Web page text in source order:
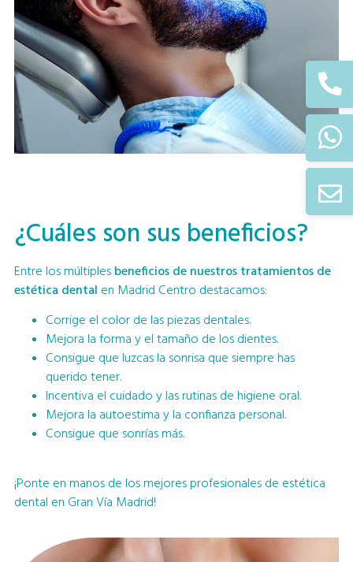
¿Cuáles son sus beneficios?
Entre los múltiples beneficios de nuestros tratamientos de
estética dental en Madrid Centro destacamos:
Corrige el color de las piezas dentales.
Mejora la forma y el tamaño de los dientes.
Consigue que luzcas la sonrisa que siempre has
querido tener.
Incentiva el cuidado y las rutinas de higiene oral.
Mejora la autoestima y la confianza personal.
Consigue que sonrías más.
¡Ponte en manos de los mejores profesionales de estética
dental en Gran Vía Madrid!